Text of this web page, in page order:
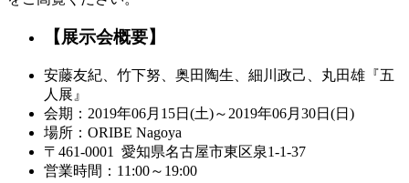
【展示会概要】
安藤友紀、竹下努、奥田陶生、細川政己、丸田雄『五
人展』
会期：2019年06月15日(土)～2019年06月30日(日)
場所：ORIBE Nagoya
〒461-0001 愛知県名古屋市東区泉1-1-37
営業時間：11:00～19:00